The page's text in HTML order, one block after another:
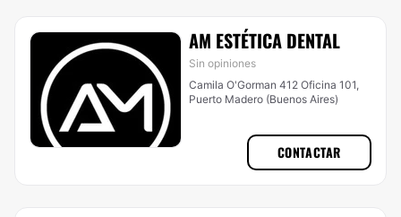
AM ESTÉTICA DENTAL
Sin opiniones
Camila O'Gorman 412 Oficina 101,
Puerto Madero (Buenos Aires)
CONTACTAR